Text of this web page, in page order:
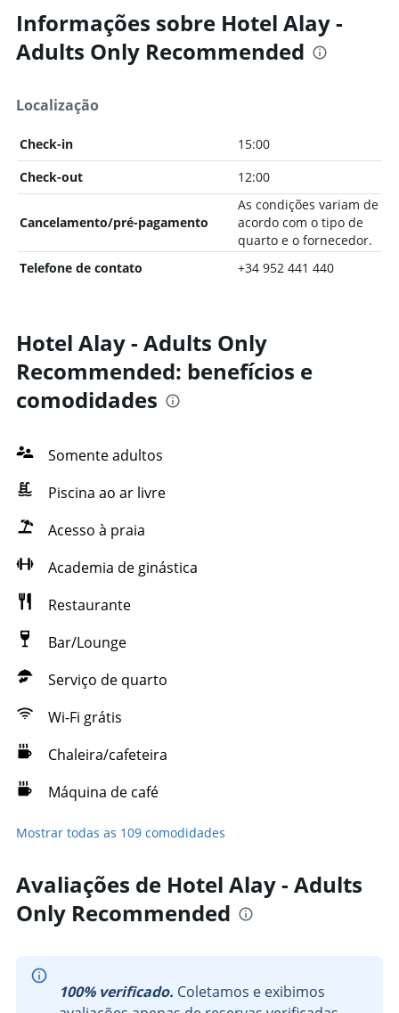
Informações sobre Hotel Alay -
Adults Only Recommended
Localização
Check-in
15:00
Check-out
12:00
Cancelamento/pré-pagamento
As condições variam de
acordo com o tipo de
quarto e o fornecedor.
Telefone de contato
+34 952 441 440
Hotel Alay - Adults Only
Recommended: benefícios e
comodidades
Somente adultos
Piscina ao ar livre
Acesso à praia
Academia de ginástica
Restaurante
Bar/Lounge
Serviço de quarto
Wi-Fi grátis
Chaleira/cafeteira
Máquina de café
Mostrar todas as 109 comodidades
Avaliações de Hotel Alay - Adults
Only Recommended
100% verificado. Coletamos e exibimos